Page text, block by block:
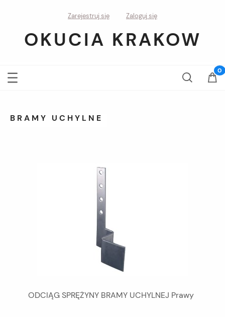
Zarejestruj się Zaloguj się
OKUCIA KRAKOW
BRAMY UCHYLNE
ODCIĄG SPRĘŻYNY BRAMY UCHYLNEJ Prawy